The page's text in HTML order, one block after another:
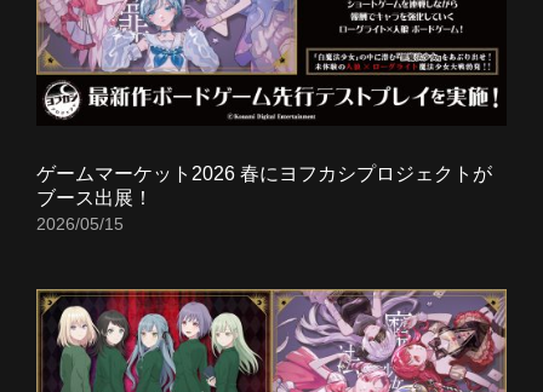
ゲームマーケット2026 春にヨフカシプロジェクトが
ブース出展！
2026/05/15